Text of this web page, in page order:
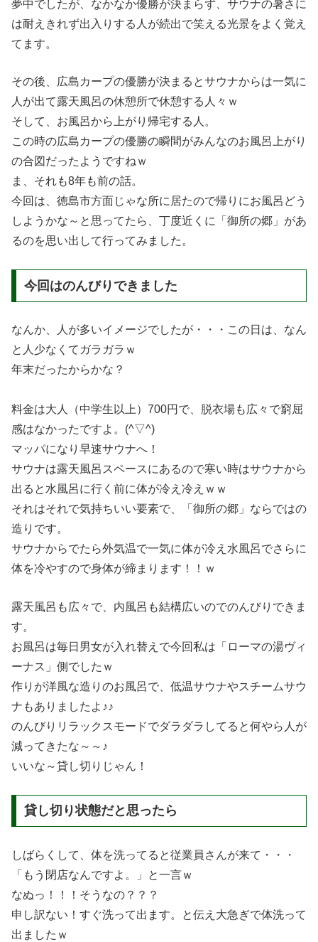
夢中でしたが、なかなか優勝が決まらず、サウナの暑さに
は耐えきれず出入りする人が続出で笑える光景をよく覚え
てます。
その後、広島カープの優勝が決まるとサウナからは一気に
人が出て露天風呂の休憩所で休憩する人々ｗ
そして、お風呂から上がり帰宅する人。
この時の広島カープの優勝の瞬間がみんなのお風呂上がり
の合図だったようですねｗ
ま、それも8年も前の話。
今回は、徳島市方面じゃな所に居たので帰りにお風呂どう
しようかな～と思ってたら、丁度近くに「御所の郷」があ
るのを思い出して行ってみました。
今回はのんびりできました
なんか、人が多いイメージでしたが・・・この日は、なん
と人少なくてガラガラｗ
年末だったからかな？
料金は大人（中学生以上）700円で、脱衣場も広々で窮屈
感はなかったですよ。(^▽^)
マッパになり早速サウナへ！
サウナは露天風呂スペースにあるので寒い時はサウナから
出ると水風呂に行く前に体が冷え冷えｗｗ
それはそれで気持ちいい要素で、「御所の郷」ならではの
造りです。
サウナからでたら外気温で一気に体が冷え水風呂でさらに
体を冷やすので身体が締まります！！ｗ
露天風呂も広々で、内風呂も結構広いのでのんびりできま
す。
お風呂は毎日男女が入れ替えで今回私は「ローマの湯ヴィ
ーナス」側でしたｗ
作りが洋風な造りのお風呂で、低温サウナやスチームサウ
ナもありましたよ♪♪
のんびりリラックスモードでダラダラしてると何やら人が
減ってきたな～～♪
いいな～貸し切りじゃん！
貸し切り状態だと思ったら
しばらくして、体を洗ってると従業員さんが来て・・・
「もう閉店なんですよ。」と一言ｗ
なぬっ！！！そうなの？？？
申し訳ない！すぐ洗って出ます。と伝え大急ぎで体洗って
出ましたｗ